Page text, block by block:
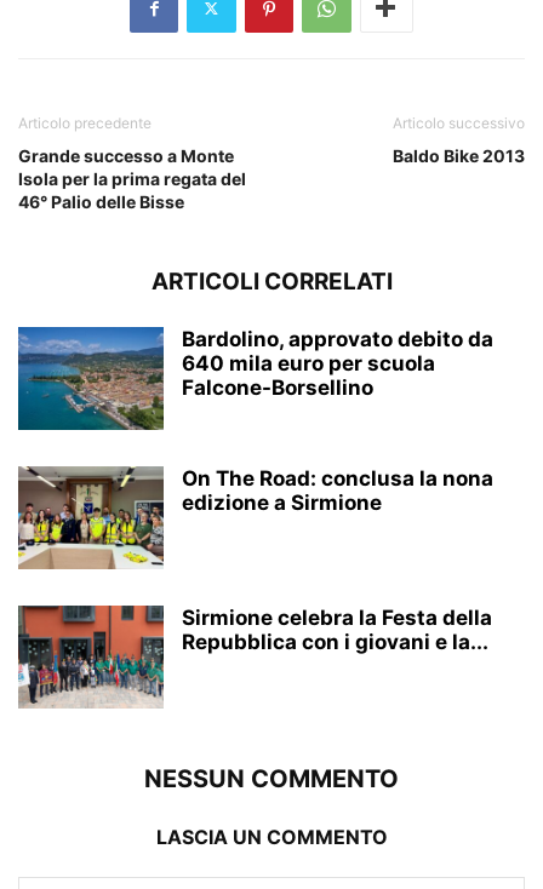
Articolo precedente
Grande successo a Monte
Isola per la prima regata del
46° Palio delle Bisse
Articolo successivo
Baldo Bike 2013
ARTICOLI CORRELATI
Bardolino, approvato debito da
640 mila euro per scuola
Falcone-Borsellino
On The Road: conclusa la nona
edizione a Sirmione
Sirmione celebra la Festa della
Repubblica con i giovani e la...
NESSUN COMMENTO
LASCIA UN COMMENTO